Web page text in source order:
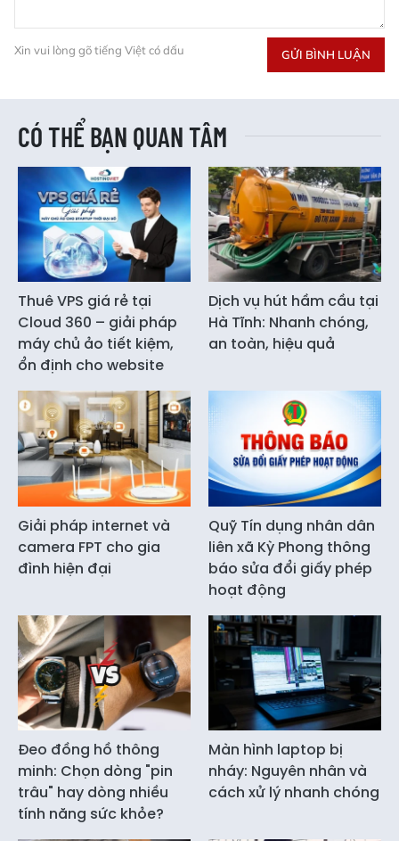
Xin vui lòng gõ tiếng Việt có dấu GỬI BÌNH LUẬN
CÓ THỂ BẠN QUAN TÂM
Thuê VPS giá rẻ tại
Cloud 360 – giải pháp
máy chủ ảo tiết kiệm,
ổn định cho website
Dịch vụ hút hầm cầu tại
Hà Tĩnh: Nhanh chóng,
an toàn, hiệu quả
Giải pháp internet và
camera FPT cho gia
đình hiện đại
Quỹ Tín dụng nhân dân
liên xã Kỳ Phong thông
báo sửa đổi giấy phép
hoạt động
Đeo đồng hồ thông
minh: Chọn dòng "pin
trâu" hay dòng nhiều
tính năng sức khỏe?
Màn hình laptop bị
nháy: Nguyên nhân và
cách xử lý nhanh chóng